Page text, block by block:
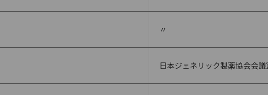
〃
日本ジェネリック製薬協会会議